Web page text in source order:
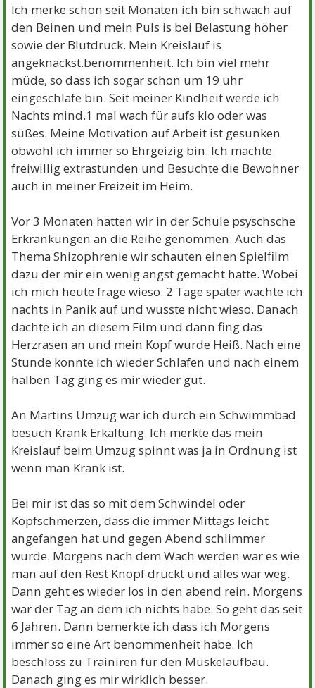
Ich merke schon seit Monaten ich bin schwach auf
den Beinen und mein Puls is bei Belastung höher
sowie der Blutdruck. Mein Kreislauf is
angeknackst.benommenheit. Ich bin viel mehr
müde, so dass ich sogar schon um 19 uhr
eingeschlafe bin. Seit meiner Kindheit werde ich
Nachts mind.1 mal wach für aufs klo oder was
süßes. Meine Motivation auf Arbeit ist gesunken
obwohl ich immer so Ehrgeizig bin. Ich machte
freiwillig extrastunden und Besuchte die Bewohner
auch in meiner Freizeit im Heim.
Vor 3 Monaten hatten wir in der Schule psyschsche
Erkrankungen an die Reihe genommen. Auch das
Thema Shizophrenie wir schauten einen Spielfilm
dazu der mir ein wenig angst gemacht hatte. Wobei
ich mich heute frage wieso. 2 Tage später wachte ich
nachts in Panik auf und wusste nicht wieso. Danach
dachte ich an diesem Film und dann fing das
Herzrasen an und mein Kopf wurde Heiß. Nach eine
Stunde konnte ich wieder Schlafen und nach einem
halben Tag ging es mir wieder gut.
An Martins Umzug war ich durch ein Schwimmbad
besuch Krank Erkältung. Ich merkte das mein
Kreislauf beim Umzug spinnt was ja in Ordnung ist
wenn man Krank ist.
Bei mir ist das so mit dem Schwindel oder
Kopfschmerzen, dass die immer Mittags leicht
angefangen hat und gegen Abend schlimmer
wurde. Morgens nach dem Wach werden war es wie
man auf den Rest Knopf drückt und alles war weg.
Dann geht es wieder los in den abend rein. Morgens
war der Tag an dem ich nichts habe. So geht das seit
6 Jahren. Dann bemerkte ich dass ich Morgens
immer so eine Art benommenheit habe. Ich
beschloss zu Trainiren für den Muskelaufbau.
Danach ging es mir wirklich besser.